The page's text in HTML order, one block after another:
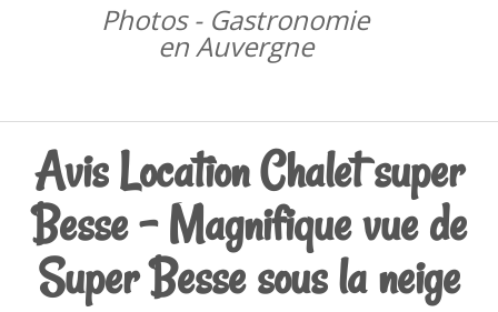
Photos - Gastronomie
en Auvergne
Avis Location Chalet super
Besse - Magnifique vue de
Super Besse sous la neige